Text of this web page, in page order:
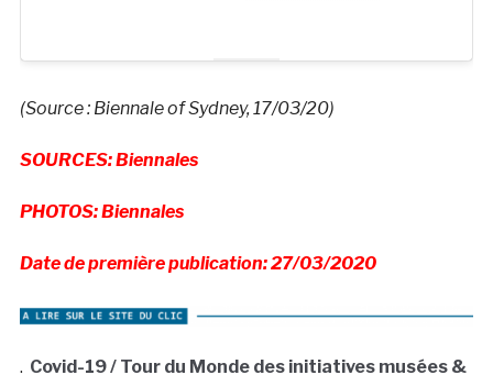
(Source : Biennale of Sydney, 17/03/20)
SOURCES: Biennales
PHOTOS: Biennales
Date de première publication: 27/03/2020
. Covid-19 / Tour du Monde des initiatives musées &